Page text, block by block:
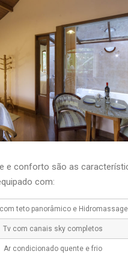
e conforto são as
com:
teto panorâmico e
Tv com canais sky completos
Ar condicionado quente e frio